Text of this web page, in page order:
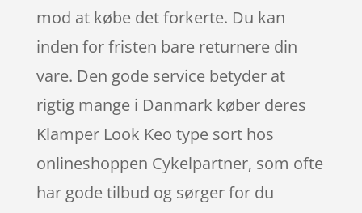
mod at købe det forkerte. Du kan
inden for fristen bare returnere din
vare. Den gode service betyder at
rigtig mange i Danmark køber deres
Klamper Look Keo type sort hos
onlineshoppen Cykelpartner, som ofte
har gode tilbud og sørger for du